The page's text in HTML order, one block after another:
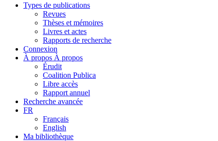
Types de publications
Revues
Thèses et mémoires
Livres et actes
Rapports de recherche
Connexion
À propos À propos
Érudit
Coalition Publica
Libre accès
Rapport annuel
Recherche avancée
FR
Français
English
Ma bibliothèque